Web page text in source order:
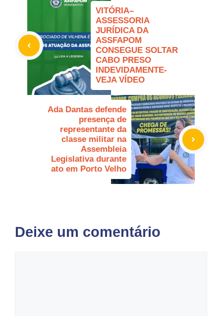
VITÓRIA–
ASSESSORIA
JURÍDICA DA
ASSFAPOM
CONSEGUE SOLTAR
CABO PRESO
INDEVIDAMENTE-
VEJA VÍDEO
Ada Dantas defende
presença de
representante da
classe militar na
Assembleia
Legislativa durante
ato em Porto Velho
Deixe um comentário